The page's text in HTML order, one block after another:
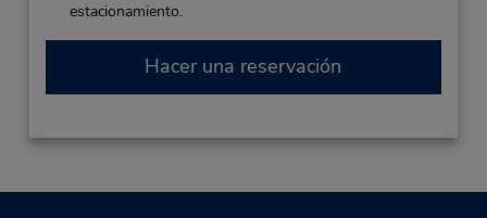
estacionamiento.
Hacer una reservación